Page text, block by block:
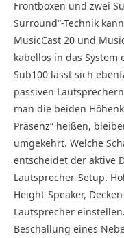
Frontboxen und zwei
Surround“-Technik
MusicCast 20 und
kabellos in das System
Sub100 lässt sich
passiven
man die beiden
Präsenz“ heißen,
umgekehrt. Welche
entscheidet der aktive
Lautsprecher-Setup.
Height-Speaker,
Lautsprecher
Beschallung eines